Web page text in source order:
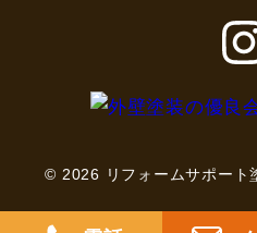
© 2026 リフォームサポート